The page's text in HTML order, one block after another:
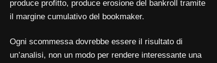
produce profitto, produce erosione del bankroll tramite
il margine cumulativo del bookmaker.
Ogni scommessa dovrebbe essere il risultato di
un’analisi, non un modo per rendere interessante una